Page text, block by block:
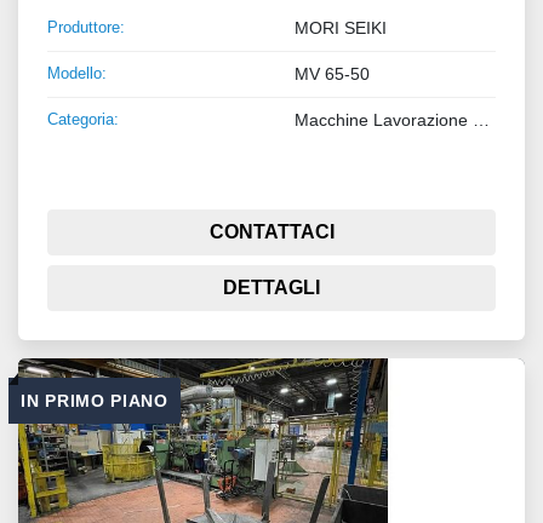
Produttore: MORI SEIKI
Modello: MV 65-50
Categoria:
CONTATTACI
DETTAGLI
IN PRIMO PIANO